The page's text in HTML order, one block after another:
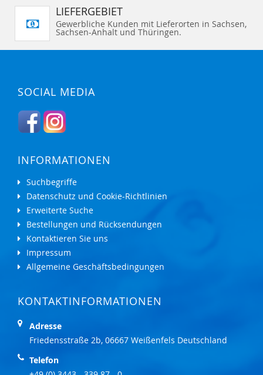
LIEFERGEBIET
Gewerbliche Kunden mit Lieferorten in Sachsen,
Sachsen-Anhalt und Thüringen.
SOCIAL MEDIA
INFORMATIONEN
Suchbegriffe
Datenschutz und Cookie-Richtlinien
Erweiterte Suche
Bestellungen und Rücksendungen
Kontaktieren Sie uns
Impressum
Allgemeine Geschäftsbedingungen
KONTAKTINFORMATIONEN
Adresse
Friedensstraße 2b, 06667 Weißenfels Deutschland
Telefon